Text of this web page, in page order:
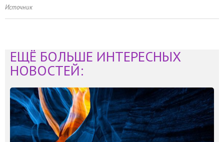
Источник
ЕЩЁ БОЛЬШЕ ИНТЕРЕСНЫХ
НОВОСТЕЙ: